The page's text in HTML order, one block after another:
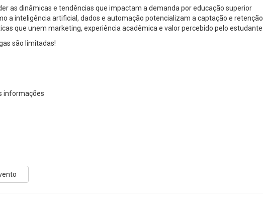
as dinâmicas e tendências que impactam a demanda por educação superior
a inteligência artificial, dados e automação potencializam a captação e retenção
que unem marketing, experiência acadêmica e valor percebido pelo estudante
são limitadas!
informações